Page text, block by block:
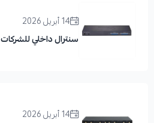
14 أبريل 2026
سنترال داخلي للشركات
14 أبريل 2026